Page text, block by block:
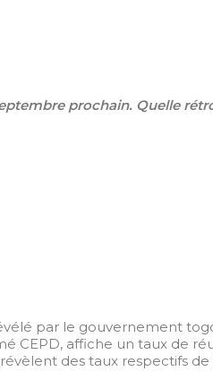
prochain. Quelle
par le gouvernement
CEPD, affiche un taux de
des taux respectifs de